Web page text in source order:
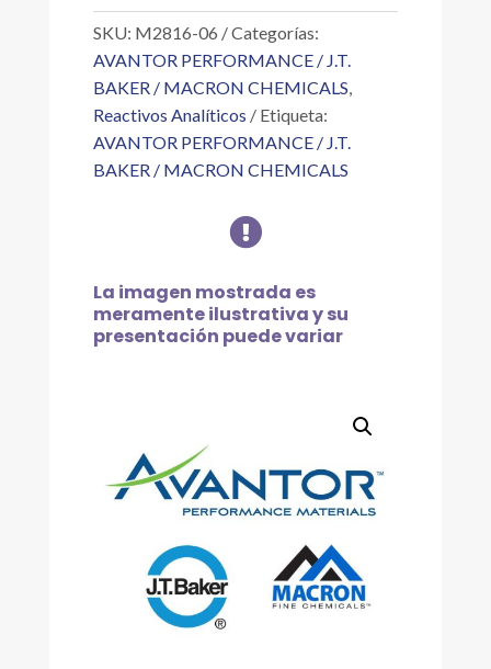
AR
KG
cantidad
SKU: M2816-06
Categorías:
AVANTOR PERFORMANCE / J.T.
BAKER / MACRON CHEMICALS,
Reactivos Analíticos
Etiqueta:
AVANTOR PERFORMANCE / J.T.
BAKER / MACRON CHEMICALS

La imagen mostrada es
meramente ilustrativa y su
presentación puede variar